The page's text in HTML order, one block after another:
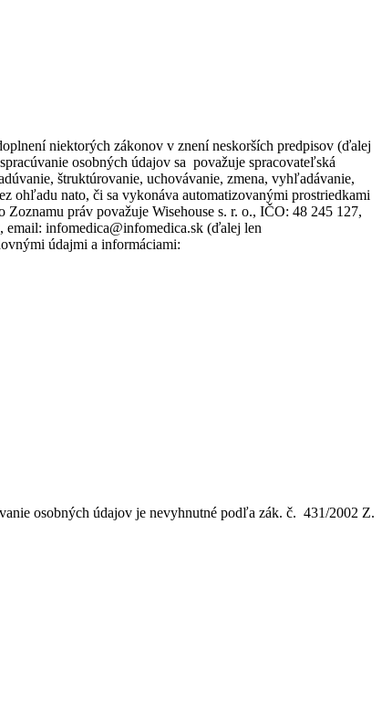
niektorých zákonov v znení neskorších predpisov (ďalej
osobných údajov sa považuje spracovateľská
štruktúrovanie, uchovávanie, zmena, vyhľadávanie,
ohľadu nato, či sa vykonáva automatizovanými prostriedkami
Zoznamu práv považuje Wisehouse s. r. o., IČO: 48 245 127,
email: infomedica@infomedica.sk (ďalej len
údajmi a informáciami:
osobných údajov je nevyhnutné podľa zák. č. 431/2002 Z.